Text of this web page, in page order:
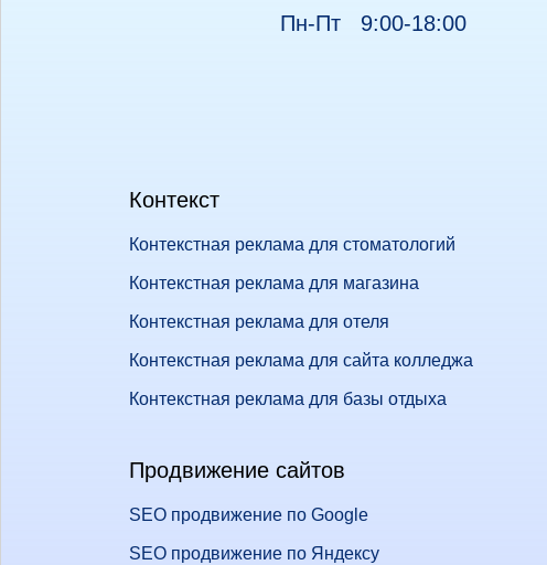
Пн-Пт 9:00-18:00
Контекст
Контекстная реклама для стоматологий
Контекстная реклама для магазина
Контекстная реклама для отеля
Контекстная реклама для сайта колледжа
Контекстная реклама для базы отдыха
Продвижение сайтов
SEO продвижение по Google
SEO продвижение по Яндексу